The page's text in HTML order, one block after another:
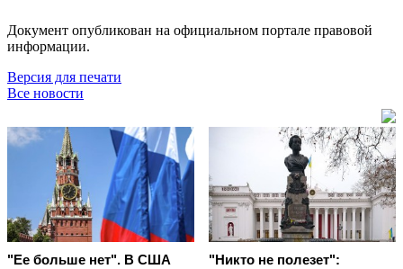
Документ опубликован на официальном портале правовой
информации.
Версия для печати
Все новости
"Ее больше нет". В США
"Никто не полезет":